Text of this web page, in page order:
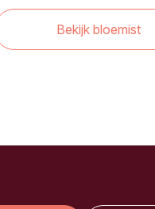
Bekijk bloemist